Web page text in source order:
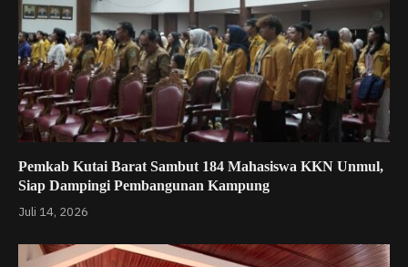
Pemkab Kutai Barat Sambut 184 Mahasiswa KKN Unmul,
Siap Dampingi Pembangunan Kampung
Juli 14, 2026